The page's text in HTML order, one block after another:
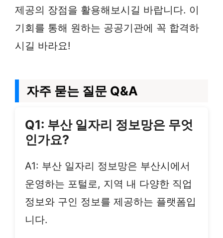
제공의 장점을 활용해보시길 바랍니다. 이
기회를 통해 원하는 공공기관에 꼭 합격하
시길 바라요!
자주 묻는 질문 Q&A
Q1: 부산 일자리 정보망은 무엇
인가요?
A1: 부산 일자리 정보망은 부산시에서
운영하는 포털로, 지역 내 다양한 직업
정보와 구인 정보를 제공하는 플랫폼입
니다.